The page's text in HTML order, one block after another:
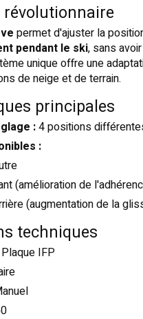
permet d'ajuster la
pendant le ski, sans
unique offre une
de neige et de terrain.
principales
:4 positions
:
(amélioration de
(augmentation de la
techniques
Plaque IFP